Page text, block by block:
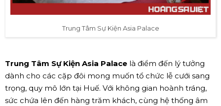
Trung Tâm Sự Kiện Asia Palace
Trung Tâm Sự Kiện Asia Palace là điểm đến lý tưởng
dành cho các cặp đôi mong muốn tổ chức lễ cưới sang
trọng, quy mô lớn tại Huế. Với không gian hoành tráng,
sức chứa lên đến hàng trăm khách, cùng hệ thống âm